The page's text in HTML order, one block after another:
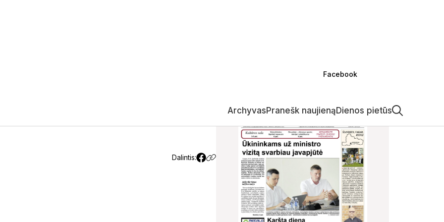
Facebook
ArchyvasPranešk naujienąDienos pietūs
atstovai prisidėjo prie
Dalintis: